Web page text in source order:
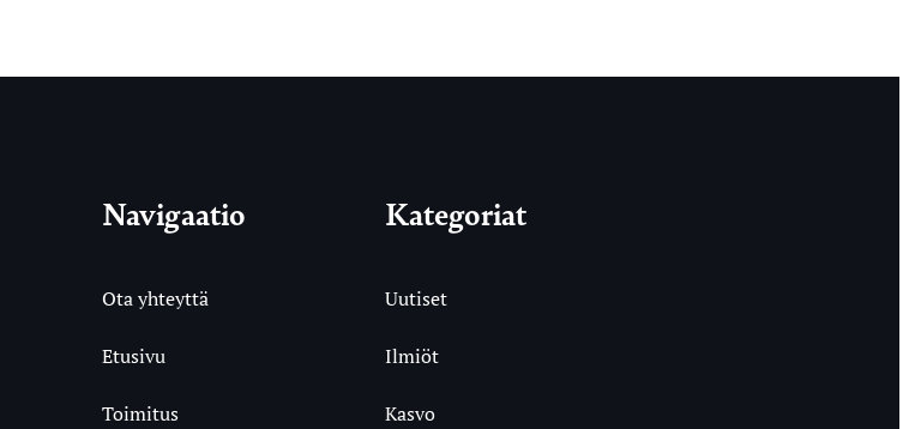
Navigaatio
Ota yhteyttä
Etusivu
Toimitus
Kategoriat
Uutiset
Ilmiöt
Kasvo